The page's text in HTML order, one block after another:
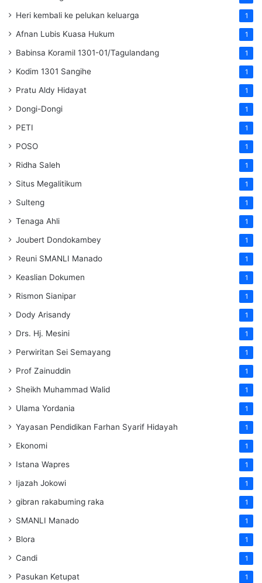
Heri kembali ke pelukan keluarga 1
Afnan Lubis Kuasa Hukum 1
Babinsa Koramil 1301-01/Tagulandang 1
Kodim 1301 Sangihe 1
Pratu Aldy Hidayat 1
Dongi-Dongi 1
PETI 1
POSO 1
Ridha Saleh 1
Situs Megalitikum 1
Sulteng 1
Tenaga Ahli 1
Joubert Dondokambey 1
Reuni SMANLI Manado 1
Keaslian Dokumen 1
Rismon Sianipar 1
Dody Arisandy 1
Drs. Hj. Mesini 1
Perwiritan Sei Semayang 1
Prof Zainuddin 1
Sheikh Muhammad Walid 1
Ulama Yordania 1
Yayasan Pendidikan Farhan Syarif Hidayah 1
Ekonomi 1
Istana Wapres 1
Ijazah Jokowi 1
gibran rakabuming raka 1
SMANLI Manado 1
Blora 1
Candi 1
Pasukan Ketupat 1